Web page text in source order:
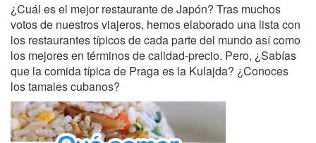
¿Cuál es el mejor restaurante de Japón? Tras muchos
votos de nuestros viajeros, hemos elaborado una lista con
los restaurantes típicos de cada parte del mundo así como
los mejores en términos de calidad-precio. Pero, ¿Sabías
que la comida típica de Praga es la Kulajda? ¿Conoces
los tamales cubanos?